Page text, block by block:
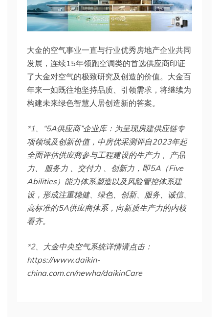
大金的空气事业一直与行业优秀房地产企业共同
发展，连续15年领跑空调类的首选供应商印证
了大金对空气的极致研究及创造的价值。大金百
年来一如既往地坚持品质、引领需求，将继续为
构建未来绿色智慧人居创造新的答案。
*1、“5A供应商”企业库：为呈现房建供应链专
项领域及创新价值，中房优采测评自2023年起
全面评估供应商参与工程建设的生产力 、产品
力、 服务力 、交付力 、创新力，即5A（Five
Abilities）能力体系塑造以及风险管控体系建
设，形成注重稳健、绿色、创新、服务、诚信、
高标准的5A供应商体系，向新质生产力的内核
看齐。
*2、大金中央空气系统详情请点击：
https://www.daikin-
china.com.cn/newha/daikinCare